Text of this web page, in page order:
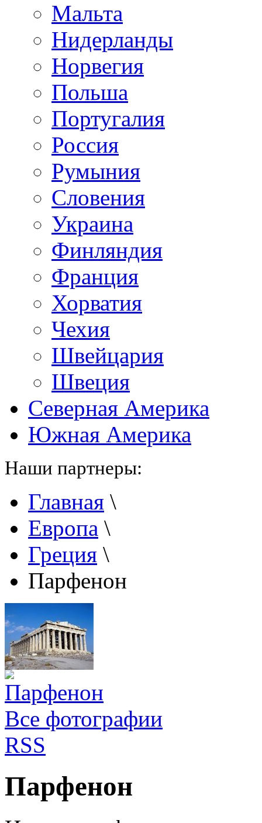
Мальта
Нидерланды
Норвегия
Польша
Португалия
Россия
Румыния
Словения
Украина
Финляндия
Франция
Хорватия
Чехия
Швейцария
Швеция
Северная Америка
Южная Америка
Наши партнеры:
Главная \
Европа \
Греция \
Парфенон
Все фотографии
RSS
Парфенон